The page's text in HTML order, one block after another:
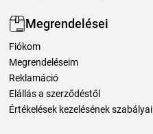
Megrendelései
Fiókom
Megrendeléseim
Reklamáció
Elállás a szerződéstől
Értékelések kezelésének szabályai